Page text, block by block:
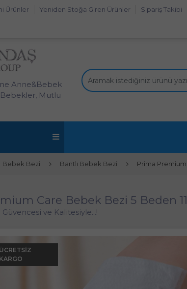
Ürünler Yeniden Stoğa Giren Ürünler Sipariş Takibi
Anne&Bebek
Mutlu
Bebek Bezi Bantlı Bebek Bezi Prima
Care Bebek Bezi 5 Beden
ve Kalitesiyle...!
ÜCRETSIZ
KARGO